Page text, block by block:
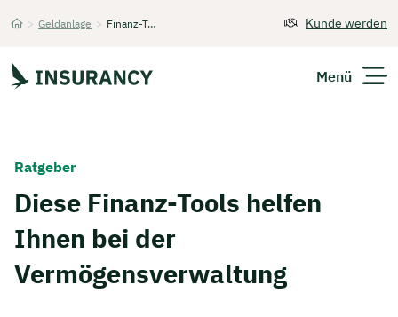
> Geldanlage > Finanz-Tools Kunde werden
Menü
Finanzen
Expats
Ratgeber
Diese Finanz-Tools helfen
Ihnen bei der
Vermögensverwaltung